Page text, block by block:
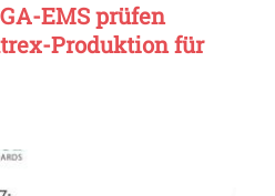
EMS prüfen
Produktion für